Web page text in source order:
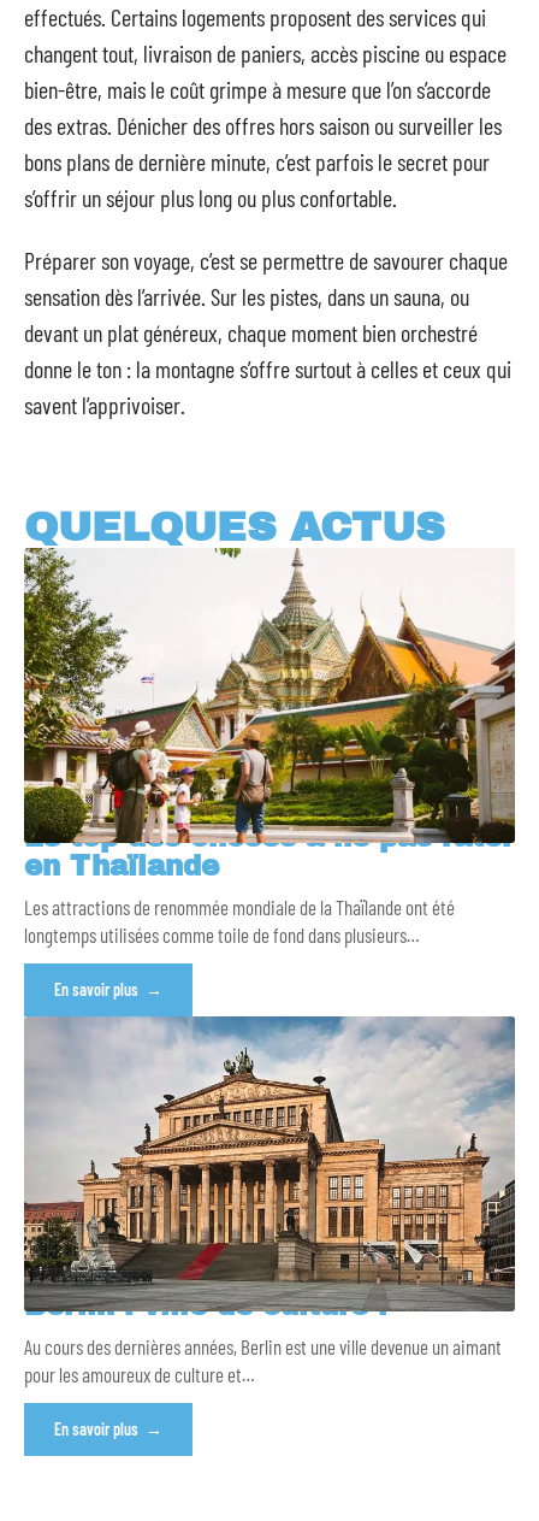
effectués. Certains logements proposent des services qui
changent tout, livraison de paniers, accès piscine ou espace
bien-être, mais le coût grimpe à mesure que l’on s’accorde
des extras. Dénicher des offres hors saison ou surveiller les
bons plans de dernière minute, c’est parfois le secret pour
s’offrir un séjour plus long ou plus confortable.
Préparer son voyage, c’est se permettre de savourer chaque
sensation dès l’arrivée. Sur les pistes, dans un sauna, ou
devant un plat généreux, chaque moment bien orchestré
donne le ton : la montagne s’offre surtout à celles et ceux qui
savent l’apprivoiser.
QUELQUES ACTUS
Le top des choses à ne pas rater
en Thaïlande
Les attractions de renommée mondiale de la Thaïlande ont été
longtemps utilisées comme toile de fond dans plusieurs…
En savoir plus
Berlin : ville de culture !
Au cours des dernières années, Berlin est une ville devenue un aimant
pour les amoureux de culture et…
En savoir plus